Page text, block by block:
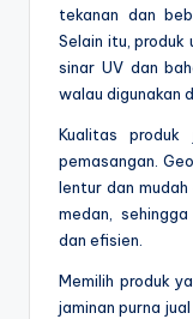
tekanan dan
Selain itu, produk
sinar UV dan
walau digunakan
Kualitas produk
pemasangan.
lentur dan
medan,
dan efisien.
Memilih produk
jaminan purna